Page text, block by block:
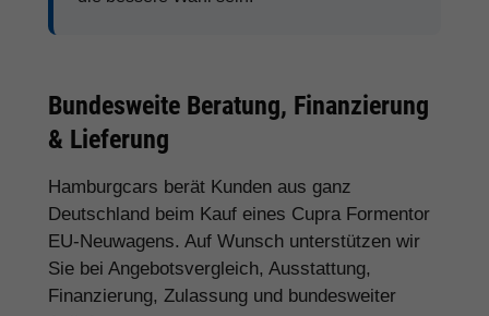
Bundesweite Beratung, Finanzierung
& Lieferung
Hamburgcars berät Kunden aus ganz
Deutschland beim Kauf eines Cupra Formentor
EU-Neuwagens. Auf Wunsch unterstützen wir
Sie bei Angebotsvergleich, Ausstattung,
Finanzierung, Zulassung und bundesweiter